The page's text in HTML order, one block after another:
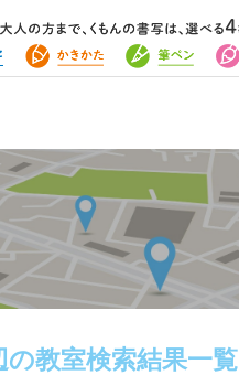
の教室検索結果一覧